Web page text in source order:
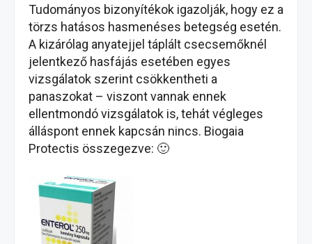
Tudományos bizonyítékok igazolják, hogy ez a
törzs hatásos hasmenéses betegség esetén.
A kizárólag anyatejjel táplált csecsemőknél
jelentkező hasfájás esetében egyes
vizsgálatok szerint csökkentheti a
panaszokat – viszont vannak ennek
ellentmondó vizsgálatok is, tehát végleges
álláspont ennek kapcsán nincs. Biogaia
Protectis összegezve: 🙂